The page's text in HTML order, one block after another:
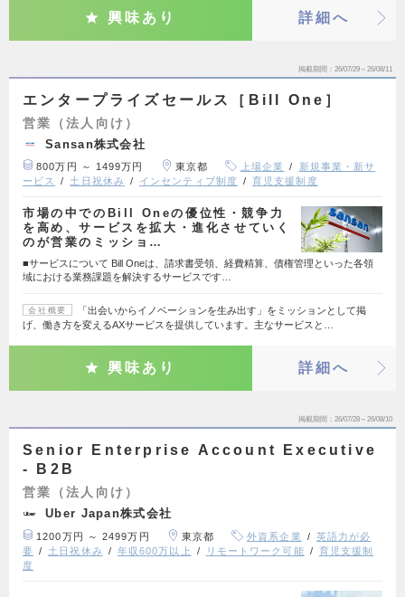
興味あり 詳細へ
掲載期間 26/07/29～26/08/11
エンタープライズセールス［Bill One］
営業（法人向け）
Sansan株式会社
800万円 ～ 1499万円 東京都 上場企業
新規事業・新サ
ービス
土日祝休み インセンティブ制度 育児支援制度
市場の中でのBill Oneの優位性・競争力
を高め、サービスを拡大・進化させていく
のが営業のミッショ…
■サービスについて Bill Oneは、請求書受領、経費精算、債権管理といった各領
域における業務課題を解決するサービスです…
会社概要
「出会いからイノベーションを生み出す」をミッションとして掲
げ、働き方を変えるAXサービスを提供しています。主なサービスと…
興味あり 詳細へ
掲載期間 26/07/28～26/08/10
Senior Enterprise Account Executive
- B2B
営業（法人向け）
Uber Japan株式会社
1200万円 ～ 2499万円 東京都 外資系企業
英語力が必
要
土日祝休み 年収600万以上 リモートワーク可能
育児支援制
度